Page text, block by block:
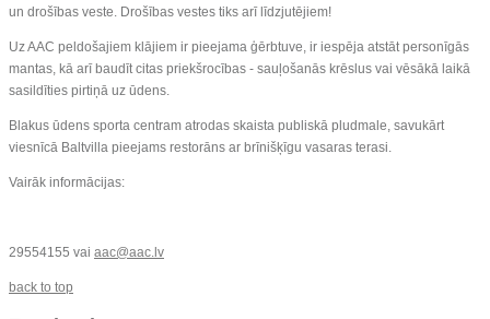
un drošības veste. Drošības vestes tiks arī līdzjutējiem!
Uz AAC peldošajiem klājiem ir pieejama ģērbtuve, ir iespēja atstāt personīgās
mantas, kā arī baudīt citas priekšrocības - sauļošanās krēslus vai vēsākā laikā
sasildīties pirtiņā uz ūdens.
Blakus ūdens sporta centram atrodas skaista publiskā pludmale, savukārt
viesnīcā Baltvilla pieejams restorāns ar brīnišķīgu vasaras terasi.
Vairāk informācijas:
29554155 vai aac@aac.lv
back to top